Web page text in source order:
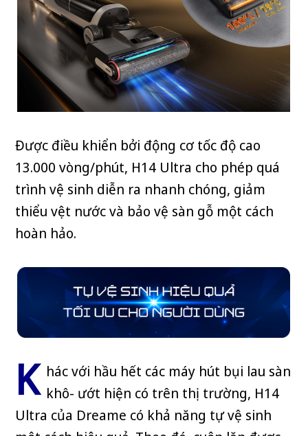
Được điều khiển bởi động cơ tốc độ cao
13.000 vòng/phút, H14 Ultra cho phép quá
trình vệ sinh diễn ra nhanh chóng, giảm
thiểu vệt nước và bảo vệ sàn gỗ một cách
hoàn hảo.
K hác với hầu hết các máy hút bụi lau sàn
khô- ướt hiện có trên thị trường, H14
Ultra của Dreame có khả năng tự vệ sinh